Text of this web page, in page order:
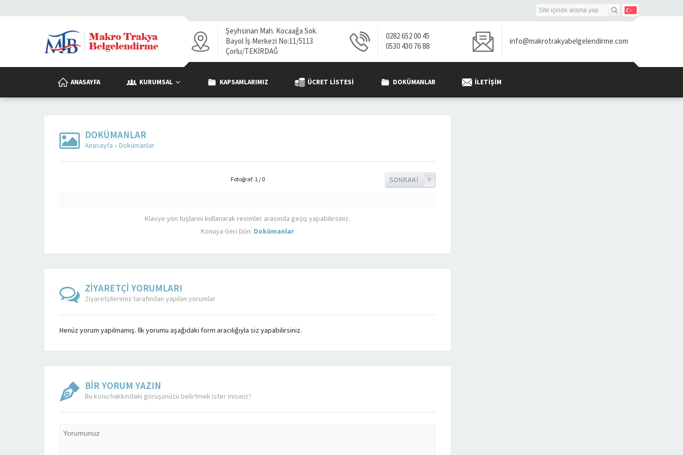
Şeyhsinan Mah. Kocaağa Sok.
Bayol İş Merkezi No:11/5113
Çorlu/TEKİRDAĞ
0282 652 00 45
0530 430 76 88
info@makrotrakyabelgelendirme.com
ANASAYFA KURUMSAL KAPSAMLARIMIZ ÜCRET LISTESI DOKÜMANLAR İLETIŞIM
DOKÜMANLAR
Anasayfa » Dokümanlar
Fotoğraf: 1 / 0
Klavye yön tuşlarını kullanarak resimler arasında geçiş yapabilirsiniz.
Konuya Geri Dön: Dokümanlar
ZİYARETÇİ YORUMLARI
Ziyaretçilerimiz tarafından yapılan yorumlar
Henüz yorum yapılmamış. İlk yorumu aşağıdaki form aracılığıyla siz yapabilirsiniz.
BİR YORUM YAZIN
Bu konu hakkındaki görüşünüzü belirtmek ister misiniz?